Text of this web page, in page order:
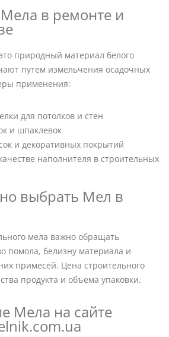
в ремонте и
природный материал белого
путем измельчения осадочных
применения:
для потолков и стен
и шпаклевок
и декоративных покрытий
наполнителя в строительных
выбрать Мел в
мела важно обращать
помола, белизну материала и
примесей. Цена строительного
продукта и объема упаковки.
Мела на сайте